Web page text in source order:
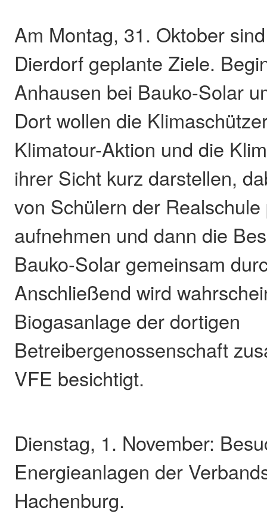
Am Montag, 31. Oktober
Dierdorf geplante Ziele.
Anhausen bei Bauko-Solar
Dort wollen die
Klimatour-Aktion und die
ihrer Sicht kurz darstellen,
von Schülern der
aufnehmen und dann die
Bauko-Solar gemeinsam
Anschließend wird
Biogasanlage der dortigen
Betreibergenossenschaft
VFE besichtigt.
Dienstag, 1. November:
Energieanlagen der
Hachenburg.